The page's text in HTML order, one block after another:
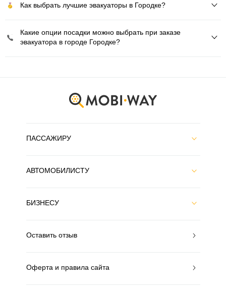
Как выбрать лучшие эвакуаторы в Городке?
Какие опции посадки можно выбрать при заказе
эвакуатора в городе Городке?
ПАССАЖИРУ
АВТОМОБИЛИСТУ
БИЗНЕСУ
Оставить отзыв
Оферта и правила сайта